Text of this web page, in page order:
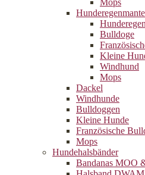
Mops
Bulldoge
Kleine
Windhund
Mops
Dackel
Windhunde
Bulldoggen
Kleine Hunde
Französische
Mops
Hundehalsbänder
Bandanas MOO